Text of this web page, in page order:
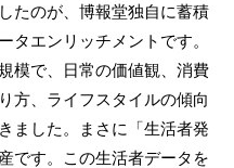
たのが、博報堂独自に蓄積
タエンリッチメントです。
模で、日常の価値観、消費
方、ライフスタイルの傾向
ました。まさに「生活者発
です。この生活者データを